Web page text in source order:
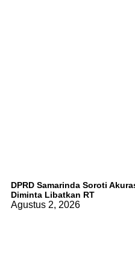
DPRD Samarinda Soroti
Diminta Libatkan RT
Agustus 2, 2026